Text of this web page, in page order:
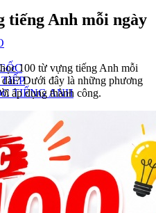
TIẾNG ANH
kết
tiếng Anh mỗi ngày
100 từ vựng tiếng Anh mỗi
Dưới đây là những phương
áp dụng thành công.